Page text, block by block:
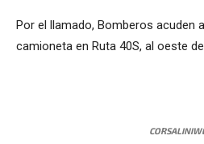
Por el llamado, Bomberos acuden
camioneta en Ruta 40S, al oeste